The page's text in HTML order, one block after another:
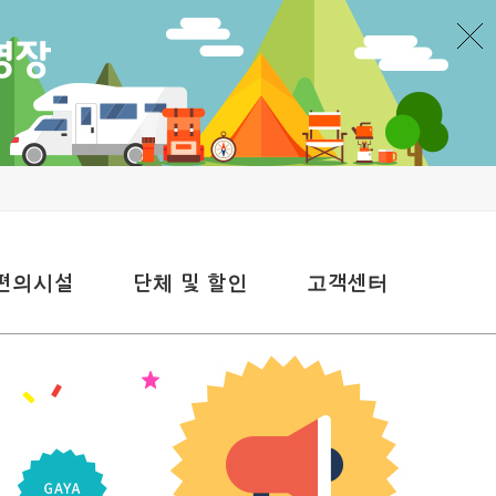
의시설 단체 및 할인 고객센터